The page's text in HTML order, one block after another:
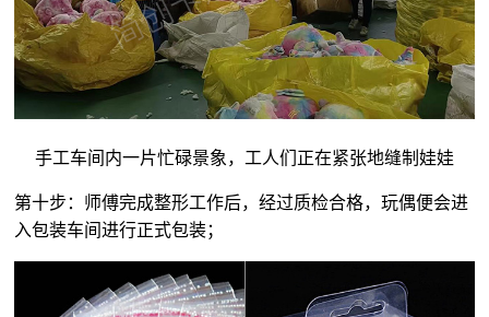
手工车间内一片忙碌景象，工人们正在紧张地缝制娃娃
第十步：师傅完成整形工作后，经过质检合格，玩偶便会进
入包装车间进行正式包装；